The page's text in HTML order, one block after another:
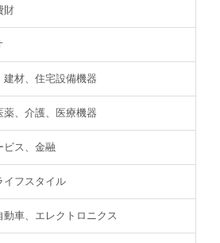
財
材、住宅設備機器
、介護、医療機器
ビス、金融
イフスタイル
車、エレクトロニクス